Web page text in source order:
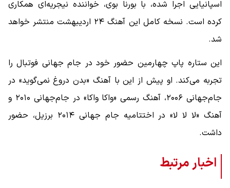
اسپانیایی اجرا شده، با بورنا بوی، خواننده نیجریه‌ای همکاری
کرده است. نسخه کامل این آهنگ ۲۴ اردیبهشت منتشر خواهد
شد.
این ستاره پاپ چهارمین حضور خود در جام جهانی فوتبال را
تجربه می‌کند. او پیش از این با آهنگ «بدن دروغ نمی‌گوید» در
جام‌جهانی ۲۰۰۶، آهنگ رسمی «واکا واکا» در جام‌جهانی ۲۰۱۰ و
آهنگ «لا لا لا» در اختتامیه جام جهانی ۲۰۱۴ برزیل، حضور
داشت.
اخبار مرتبط